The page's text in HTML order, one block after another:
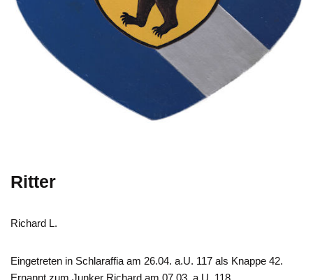
Ritter
Richard L.
Eingetreten in Schlaraffia am 26.04. a.U. 117 als Knappe 42.
Ernannt zum Junker Richard am 07.03. a.U. 118.